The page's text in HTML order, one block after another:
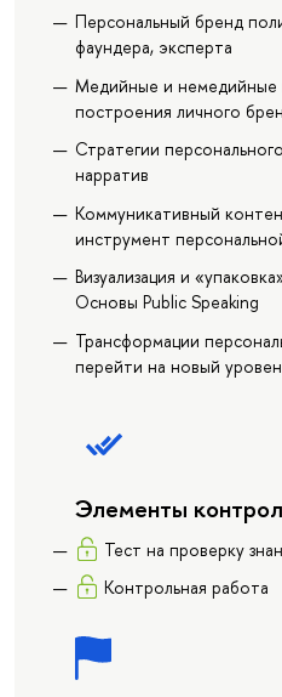
Персональный бренд
фаундера, эксперта
Медийные и немедийные
построения личного
Стратегии
нарратив
Коммуникативный
инструмент
Визуализация и
Основы Public Speaking
Трансформации
перейти на новый
Элементы
Тест на проверку
Контрольная работа